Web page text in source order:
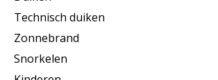
Technisch duiken
Zonnebrand
Snorkelen